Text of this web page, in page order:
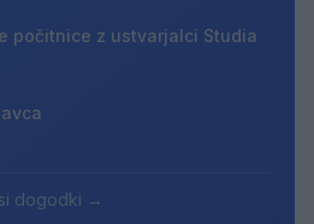
počitnice z ustvarjalci Studia
dogodki →